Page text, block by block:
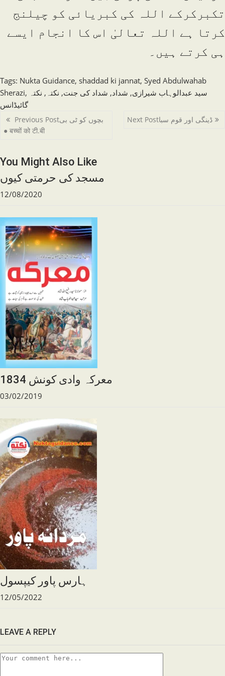
تکبرکرکے اللہ کی کبریائی کو چیلنج
کرتا ہے اللہ تعالیٰ اس کا انجام ایسے
ہی کرتے ہیں۔
Tags: Nukta Guidance, shaddad ki jannat, Syed Abdulwahab
Sherazi, سید عبدالوہاب شیرازی, شداد, شداد کی جنت, نکتہ , نکتہ
گائیڈانس
Read
more
Previous Postبچوں کو ٹی بی
● बच्चों को टी.बी
Next Postڈینگی اور قوم سبا
You Might Also Like
مسجد کی حرمتی کیوں
12/08/2020
1834 معرکہ وادی کونش
03/02/2019
ہارس پاور کیپسول
12/05/2022
LEAVE A REPLY
Comment